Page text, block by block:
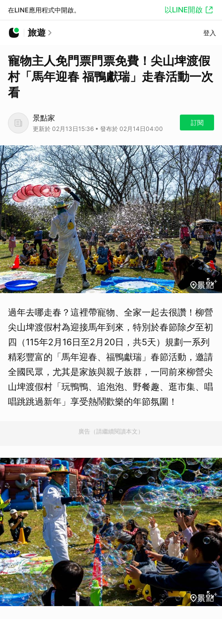
在LINE應用程式中開啟。 以LINE開啟
旅遊 登入
寵物主人免門票門票免費！尖山埤渡假
村「馬年迎春 福鴨獻瑞」走春活動一次
看
景點家
更新於 02月13日15:36 • 發布於 02月14日04:00
訂閱
過年去哪走春？這裡帶寵物、全家一起去很讚！柳營
尖山埤渡假村為迎接馬年到來，特別於春節除夕至初
四（115年2月16日至2月20日，共5天）規劃一系列
精彩豐富的「馬年迎春、福鴨獻瑞」春節活動，邀請
全國民眾，尤其是家族與親子族群，一同前來柳營尖
山埤渡假村「玩鴨鴨、追泡泡、野餐趣、逛市集、唱
唱跳跳過新年」享受熱鬧歡樂的年節氛圍！
廣告（請繼續閱讀本文）